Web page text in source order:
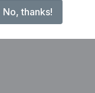
No, thanks!